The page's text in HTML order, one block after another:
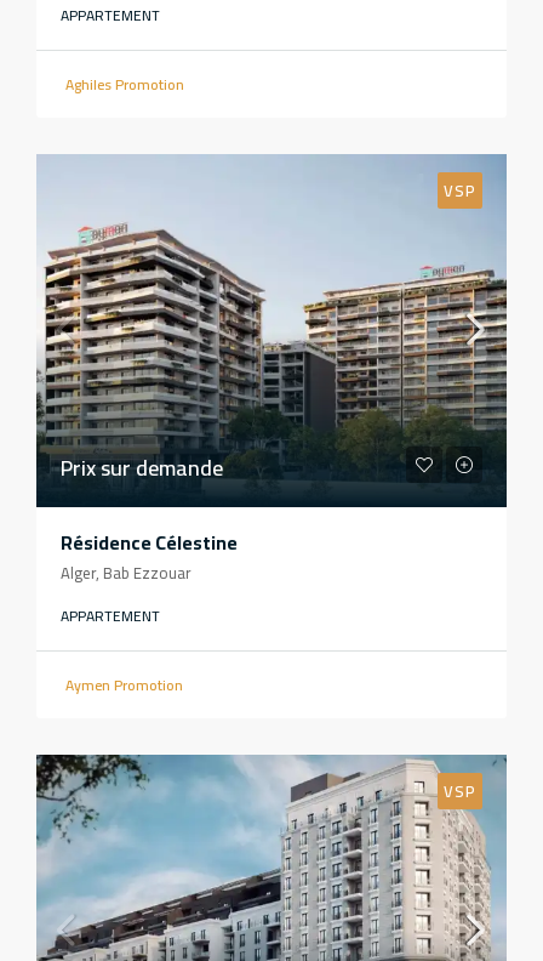
APPARTEMENT
Aghiles Promotion
VSP
Prix sur demande
Résidence Célestine
Alger, Bab Ezzouar
APPARTEMENT
Aymen Promotion
VSP